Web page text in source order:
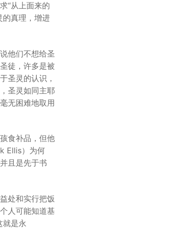
“从上面来的
的真理，增进
他们不想给圣
徒，许多是被
圣灵的认识，
圣灵如同主耶
无困难地取用
食补品，但他
Ellis）为何
且是先于书
处和实行把饭
人可能知道基
就是永